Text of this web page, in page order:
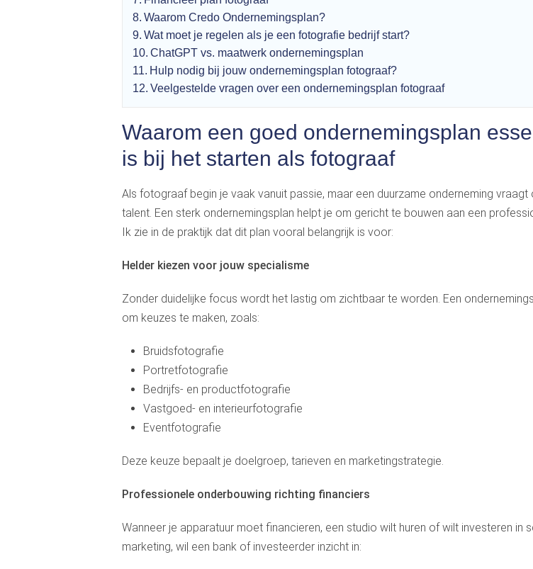
Waarom Credo Ondernemingsplan?
Wat moet je regelen als je een fotografie bedrijf start?
ChatGPT vs. maatwerk ondernemingsplan
Hulp nodig bij jouw ondernemingsplan fotograaf?
Veelgestelde vragen over een ondernemingsplan fotograaf
Waarom een goed ondernemingsplan
is bij het starten als fotograaf
Als fotograaf begin je vaak vanuit passie, maar een duurzame onderneming vraagt
talent. Een sterk ondernemingsplan helpt je om gericht te bouwen aan een
Ik zie in de praktijk dat dit plan vooral belangrijk is voor:
Helder kiezen voor jouw specialisme
Zonder duidelijke focus wordt het lastig om zichtbaar te worden. Een
om keuzes te maken, zoals:
Bruidsfotografie
Portretfotografie
Bedrijfs- en productfotografie
Vastgoed- en interieurfotografie
Eventfotografie
Deze keuze bepaalt je doelgroep, tarieven en marketingstrategie.
Professionele onderbouwing richting financiers
Wanneer je apparatuur moet financieren, een studio wilt huren of wilt investeren in
marketing, wil een bank of investeerder inzicht in: